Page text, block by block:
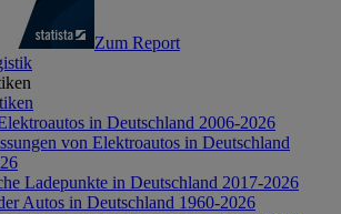
Zum Report
in Deutschland 2006-2026
von Elektroautos in Deutschland
Ladepunkte in Deutschland 2017-2026
Autos in Deutschland 1960-2026